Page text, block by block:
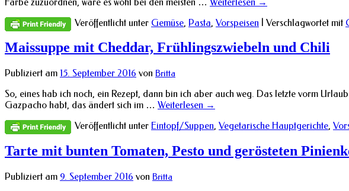
Veröffentlicht unter Gemüse, Pasta, Vorspeisen Verschlagwortet mit
Maissuppe mit Cheddar, Frühlingszwiebeln und Chili
Publiziert am 15. September 2016 von Britta
So, eines hab ich noch, ein Rezept, dann bin ich aber auch weg. Das letzte vorm
Gazpacho habt, das ändert sich im … Weiterlesen →
Veröffentlicht unter Eintopf/Suppen, Vegetarische Hauptgerichte,
Tarte mit bunten Tomaten, Pesto und gerösteten
Publiziert am 9. September 2016 von Britta